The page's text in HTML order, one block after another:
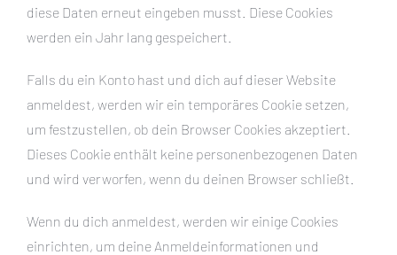
diese Daten erneut eingeben musst. Diese Cookies
werden ein Jahr lang gespeichert.
Falls du ein Konto hast und dich auf dieser Website
anmeldest, werden wir ein temporäres Cookie setzen,
um festzustellen, ob dein Browser Cookies akzeptiert.
Dieses Cookie enthält keine personenbezogenen Daten
und wird verworfen, wenn du deinen Browser schließt.
Wenn du dich anmeldest, werden wir einige Cookies
einrichten, um deine Anmeldeinformationen und